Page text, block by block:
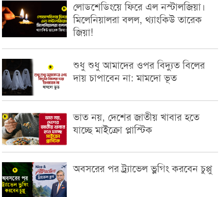
লোডশেডিংয়ে ফিরে এল নস্টালজিয়া।
মিলেনিয়ালরা বলল, থ্যাংকিউ তারেক
জিয়া!
শুধু শুধু আমাদের ওপর বিদ্যুত বিলের
দায় চাপাবেন না: মামদো ভূত
ভাত নয়, দেশের জাতীয় খাবার হতে
যাচ্ছে মাইক্রো প্লাস্টিক
অবসরের পর ট্র্যাভেল ভ্লগিং করবেন চুপ্পু